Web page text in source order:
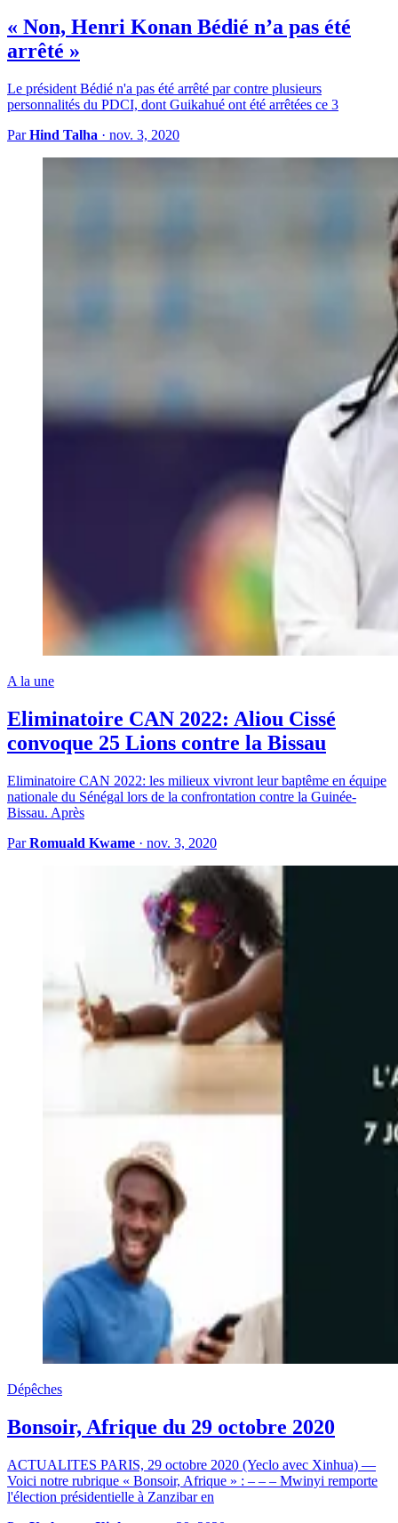
« Non, Henri Konan Bédié n’a pas été
arrêté »
Le président Bédié n'a pas été arrêté par contre plusieurs
personnalités du PDCI, dont Guikahué ont été arrêtées ce 3
ParHind Talha · nov. 3, 2020
A la une
Eliminatoire CAN 2022: Aliou Cissé
convoque 25 Lions contre la Bissau
Eliminatoire CAN 2022: les milieux vivront leur baptême en équipe
nationale du Sénégal lors de la confrontation contre la Guinée-
Bissau. Après
ParRomuald Kwame · nov. 3, 2020
Dépêches
Bonsoir, Afrique du 29 octobre 2020
ACTUALITES PARIS, 29 octobre 2020 (Yeclo avec Xinhua) —
Voici notre rubrique « Bonsoir, Afrique » : – – – Mwinyi remporte
l'élection présidentielle à Zanzibar en